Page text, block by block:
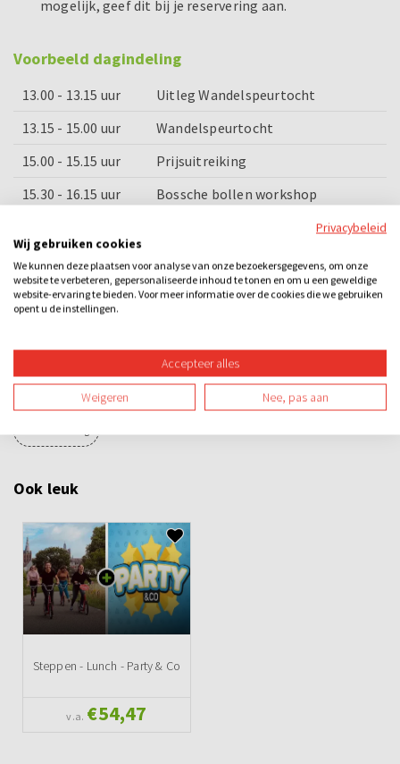
mogelijk, geef dit bij je reservering aan.
Voorbeeld dagindeling
13.00 - 13.15 uur
Uitleg Wandelspeurtocht
13.15 - 15.00 uur
Wandelspeurtocht
15.00 - 15.15 uur
Prijsuitreiking
15.30 - 16.15 uur
Bossche bollen workshop
Bossche bol incl. consumptie
Categorieën
Sportieve fun
Teamuitje
Vrijgezellenuitje Overdag Sportief
Ook leuk
Steppen - Lunch - Party & Co
v.a. €54,47
Privacybeleid
Wij gebruiken cookies
We kunnen deze plaatsen voor analyse van onze bezoekersgegevens, om onze
website te verbeteren, gepersonaliseerde inhoud te tonen en om u een geweldige
website-ervaring te bieden. Voor meer informatie over de cookies die we gebruiken
opent u de instellingen.
Accepteer alles
Weigeren Nee, pas aan